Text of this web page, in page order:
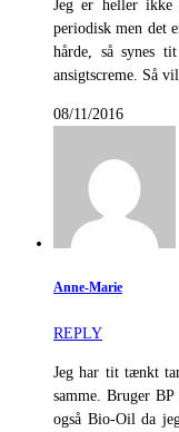
Jeg er heller ikke
periodisk men det
hårde, så synes
ansigtscreme. Så
08/11/2016
Anne-Marie
REPLY
Jeg har tit tænkt
samme. Bruger
også Bio-Oil da